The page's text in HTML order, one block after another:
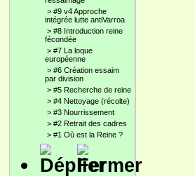
> #9 v4 Approche
intégrée lutte antiVarroa
> #8 Introduction reine
fécondée
> #7 La loque
européenne
> #6 Création essaim
par division
> #5 Recherche de reine
> #4 Nettoyage (récolte)
> #3 Nourrissement
> #2 Retrait des cadres
> #1 Où est la Reine ?